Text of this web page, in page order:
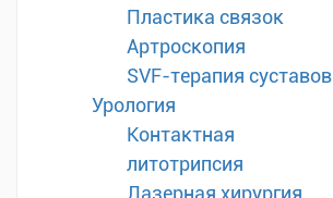
Пластика связок
Артроскопия
SVF-терапия суставов
Урология
Контактная
литотрипсия
Лазерная хирургия